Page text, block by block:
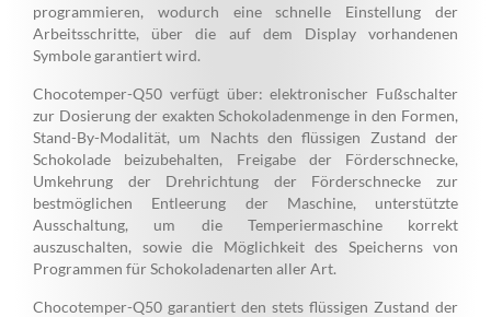
programmieren, wodurch eine schnelle Einstellung der
Arbeitsschritte, über die auf dem Display vorhandenen
Symbole garantiert wird.
Chocotemper-Q50 verfügt über: elektronischer Fußschalter
zur Dosierung der exakten Schokoladenmenge in den Formen,
Stand-By-Modalität, um Nachts den flüssigen Zustand der
Schokolade beizubehalten, Freigabe der Förderschnecke,
Umkehrung der Drehrichtung der Förderschnecke zur
bestmöglichen Entleerung der Maschine, unterstützte
Ausschaltung, um die Temperiermaschine korrekt
auszuschalten, sowie die Möglichkeit des Speicherns von
Programmen für Schokoladenarten aller Art.
Chocotemper-Q50 garantiert den stets flüssigen Zustand der